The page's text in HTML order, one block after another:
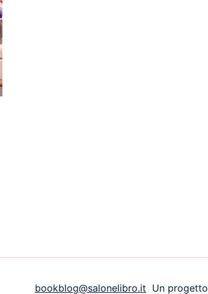
bookblog@salonelibro.it Un